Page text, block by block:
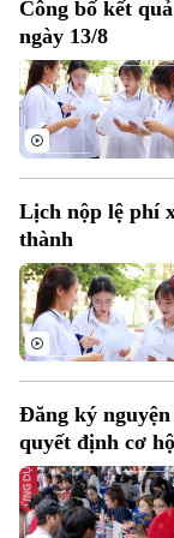
Theo dõi Hà Nội On
Công bố kết
ngày 13/8
Lịch nộp lệ phí
thành
Đăng ký
quyết định cơ